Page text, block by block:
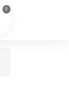
0